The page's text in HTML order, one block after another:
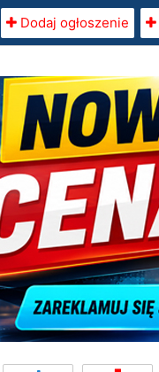
Dodaj ogłoszenie